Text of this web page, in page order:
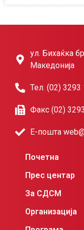
ул. Бихаќка
Македонија
Тел. (02) 3293
Факс (02)
Е-пошта
Почетна
Прес центар
За СДСМ
Организација